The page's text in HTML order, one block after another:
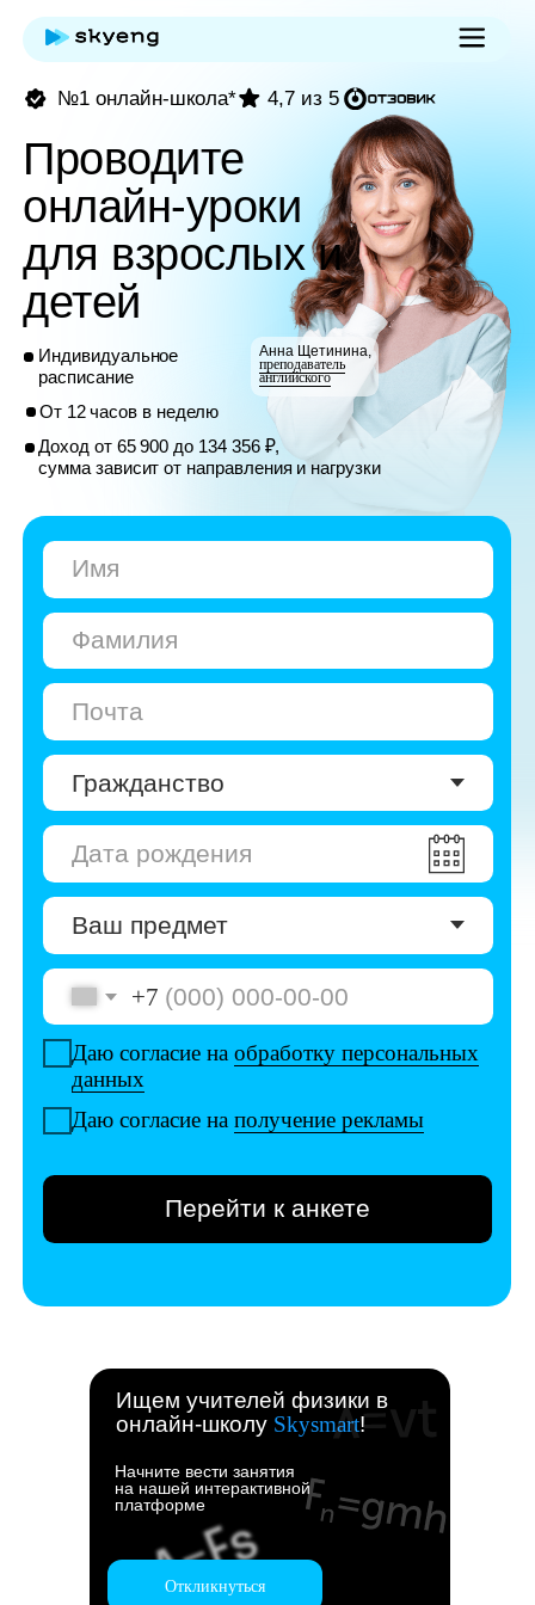
Индивидуальное
расписание
От 12 часов в неделю
Доход от 65 900 до 134 356 ₽,
сумма зависит от направления и нагрузки
4,7 из 5
Проводите
онлайн-уроки
для взрослых и
детей
Даю согласие наобработку персональных
Даю согласие наполучение рекламы
Перейти к анкете
Анна Щетинина,
преподаватель
Ищем учителей физики в
онлайн-школу Skysmart!
Начните вести занятия
на нашей интерактивной
платформе
Откликнуться